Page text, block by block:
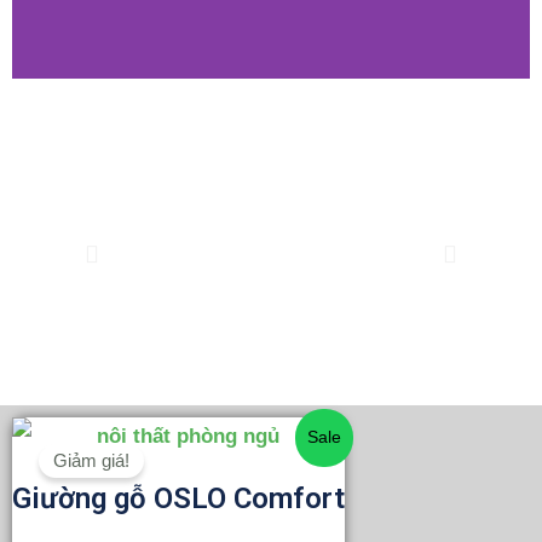
Sale
Giảm giá!
Giường gỗ OSLO Comfort
Giá
là:
Giá
hiện
tại